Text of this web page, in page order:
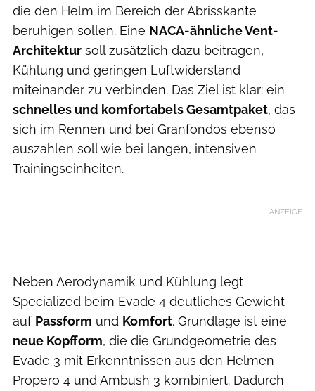
die den Helm im Bereich der Abrisskante
beruhigen sollen. Eine NACA-ähnliche Vent-
Architektur soll zusätzlich dazu beitragen,
Kühlung und geringen Luftwiderstand
miteinander zu verbinden. Das Ziel ist klar: ein
schnelles und komfortabels Gesamtpaket, das
sich im Rennen und bei Granfondos ebenso
auszahlen soll wie bei langen, intensiven
Trainingseinheiten.
ANZEIGE
Neben Aerodynamik und Kühlung legt
Specialized beim Evade 4 deutliches Gewicht
auf Passform und Komfort. Grundlage ist eine
neue Kopfform, die die Grundgeometrie des
Evade 3 mit Erkenntnissen aus den Helmen
Propero 4 und Ambush 3 kombiniert. Dadurch